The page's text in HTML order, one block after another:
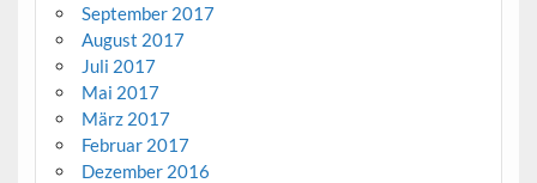
September 2017
August 2017
Juli 2017
Mai 2017
März 2017
Februar 2017
Dezember 2016